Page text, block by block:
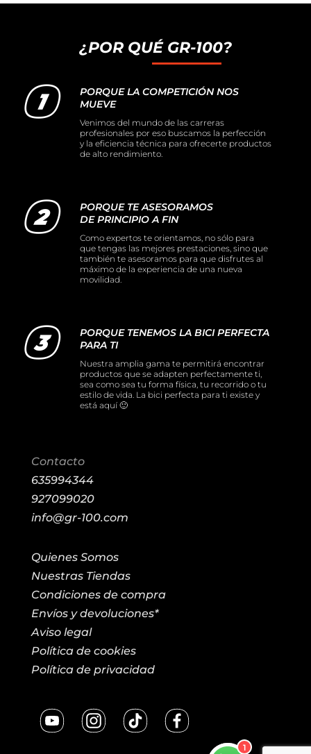
¿POR QUÉ GR-100?
PORQUE LA COMPETICIÓN NOS
MUEVE
Venimos del mundo de las carreras
profesionales por eso buscamos la perfección
y la eficiencia técnica para ofrecerte productos
de alto rendimiento.
PORQUE TE ASESORAMOS
DE PRINCIPIO A FIN
Como expertos te orientamos, no sólo para
que tengas las mejores prestaciones, sino que
también te asesoramos para que disfrutes al
máximo de la experiencia de una nueva
movilidad.
PORQUE TENEMOS LA BICI PERFECTA
PARA TI
Nuestra amplia gama te permitirá encontrar
productos que se adapten perfectamente ti,
sea como sea tu forma física, tu recorrido o tu
estilo de vida. La bici perfecta para ti existe y
está aquí 🙂
Contacto
635994344
927099020
info@gr-100.com
Quienes Somos
Nuestras Tiendas
Condiciones de compra
Envíos y devoluciones*
Aviso legal
Política de cookies
Política de privacidad
1